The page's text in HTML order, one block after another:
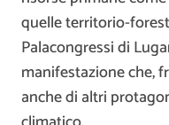
quelle territorio-
Palacongressi di
manifestazione che,
anche di altri